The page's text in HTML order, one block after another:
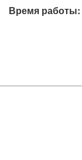
Время работы: